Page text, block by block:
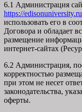
6.1 Администрация
https://edisonuniversity.ru
использовать его в
Договора и обладает
размещение
интернет-сайтах
6.2 Администрация,
корректностью
при этом не несет
законодательства,
оферты.